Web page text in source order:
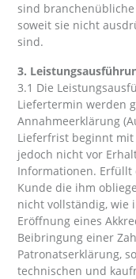
sind
soweit sie nicht
sind.
3.
3.1 Die
Liefertermin werden
Annahmeerklärung
Lieferfrist beginnt
jedoch nicht vor
Informationen. Erfüllt
Kunde die ihm
nicht vollständig, wie
Eröffnung eines
Beibringung einer
Patronatserklärung,
technischen und